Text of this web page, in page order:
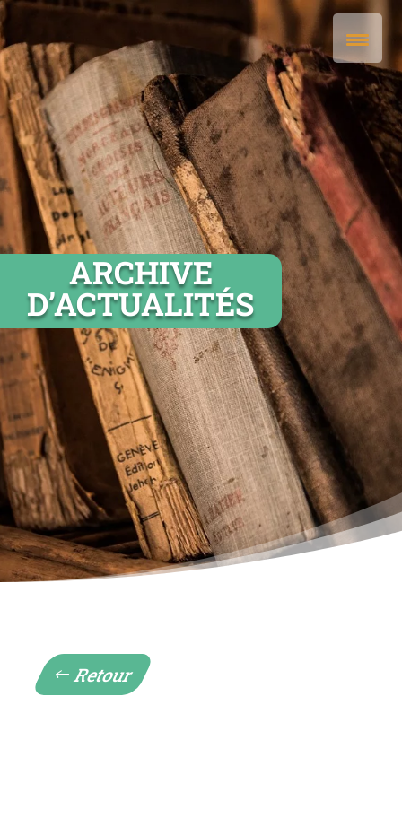
ARCHIVE
D’ACTUALITÉS
Retour